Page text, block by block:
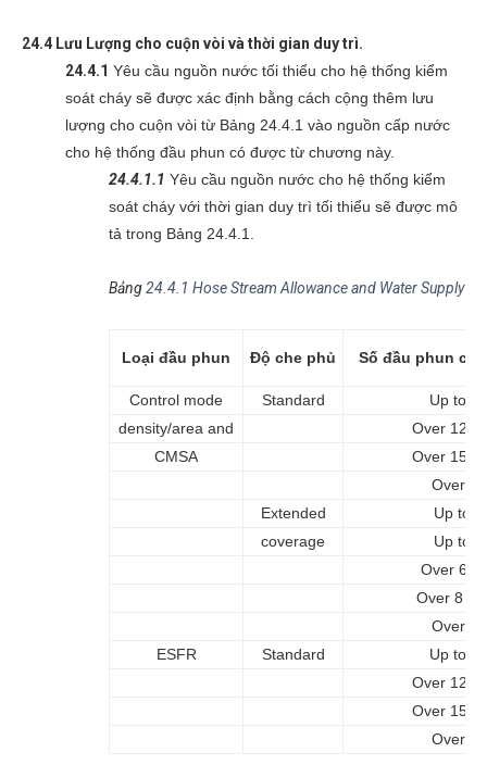
24.4 Lưu Lượng cho cuộn vòi và thời gian duy trì.
24.4.1 Yêu cầu nguồn nước tối thiểu cho hệ thống kiểm
soát cháy sẽ được xác định bằng cách cộng thêm lưu
lượng cho cuộn vòi từ Bảng 24.4.1 vào nguồn cấp nước
cho hệ thống đầu phun có được từ chương này.
24.4.1.1 Yêu cầu nguồn nước cho hệ thống kiểm
soát cháy với thời gian duy trì tối thiểu sẽ được mô
tả trong Bảng 24.4.1.
Bảng24.4.1 Hose Stream Allowance and Water Supply
Loại đầu phun Độ che phủ Số đầu phun
Control mode Standard
Up to 12
density/area and
Over 12
CMSA
Over 15
Over 25
Extended
Up to 6
coverage
Up to 8
Over 6
Over 8 to
Over 12
ESFR
Standard
Up to 12
Over 12
Over 15
Over 25